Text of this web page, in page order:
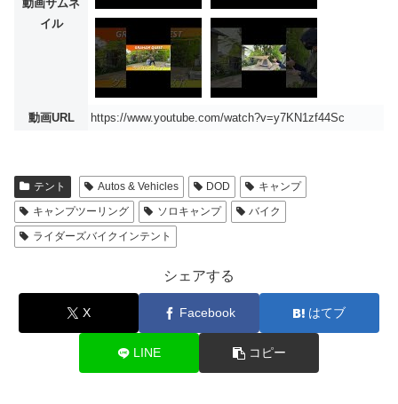
動画サムネ
イル
動画URL https://www.youtube.com/watch?v=y7KN1zf44Sc
テント Autos & Vehicles DOD
キャンプ
キャンプツーリング
ソロキャンプ
バイク
ライダーズバイクインテント
シェアする
X Facebook はてブ
LINE コピー